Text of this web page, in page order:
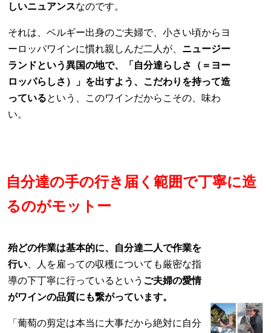
しいニュアンスなのです。
それは、ベルギー出身のご夫婦で、小さい頃からヨ
ーロッパワインに慣れ親しんだ二人が、 ニュージー
ランドという異国の地で、「自分達らしさ（＝ヨー
ロッパらしさ）」を出すよう、こだわりを持って造
っているという、このワインだからこその、味わ
い。
自分達の手の行き届く範囲で丁寧に造
るのがモットー
殆どの作業は基本的に、自分達二人で作業を
行い 、人を雇っての収穫についても厳密な指
導の下丁寧に行っているという ご夫婦の愛情
がワインの品質にも繋がっています。
「葡萄の剪定は本当に大事だから絶対に自分